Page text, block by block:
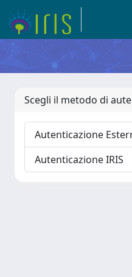
Scegli il metodo di
Autenticazione
Autenticazione IRIS